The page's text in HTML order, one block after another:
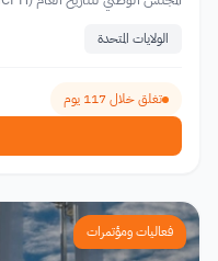
الولايات المتحدة
تغلق خلال 117 يوم
فعاليات ومؤتمرات